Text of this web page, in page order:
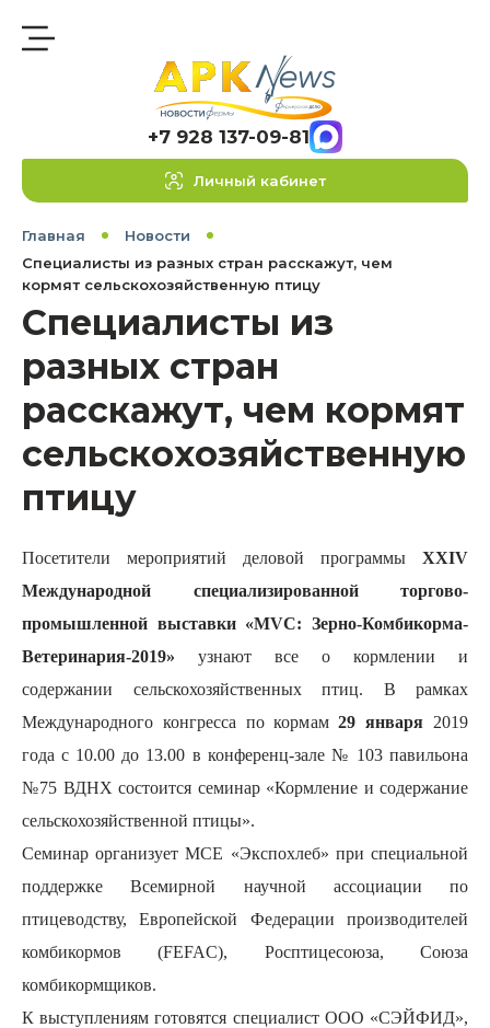
+7 928 137-09-81
Личный кабинет
Главная
Новости
Специалисты из разных стран расскажут, чем
кормят сельскохозяйственную птицу
Специалисты из
разных стран
расскажут, чем кормят
сельскохозяйственную
птицу
Посетители мероприятий деловой программы XXIV
Международной специализированной торгово-
промышленной выставки «MVC: Зерно-Комбикорма-
Ветеринария-2019» узнают все о кормлении и
содержании сельскохозяйственных птиц. В рамках
Международного конгресса по кормам29 января 2019
года с 10.00 до 13.00 в конференц-зале № 103 павильона
№75 ВДНХ состоится семинар «Кормление и содержание
сельскохозяйственной птицы».
Семинар организует МСЕ «Экспохлеб» при специальной
поддержке Всемирной научной ассоциации по
птицеводству, Европейской Федерации производителей
комбикормов (FEFAC), Росптицесоюза, Союза
комбикормщиков.
К выступлениям готовятся специалист ООО «СЭЙФИД»,